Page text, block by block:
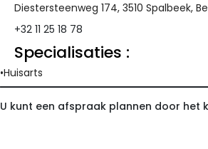
Diestersteenweg 174, 3510 Spalbeek,
+32 11 25 18 78
Specialisaties :
Huisarts
U kunt een afspraak plannen door het